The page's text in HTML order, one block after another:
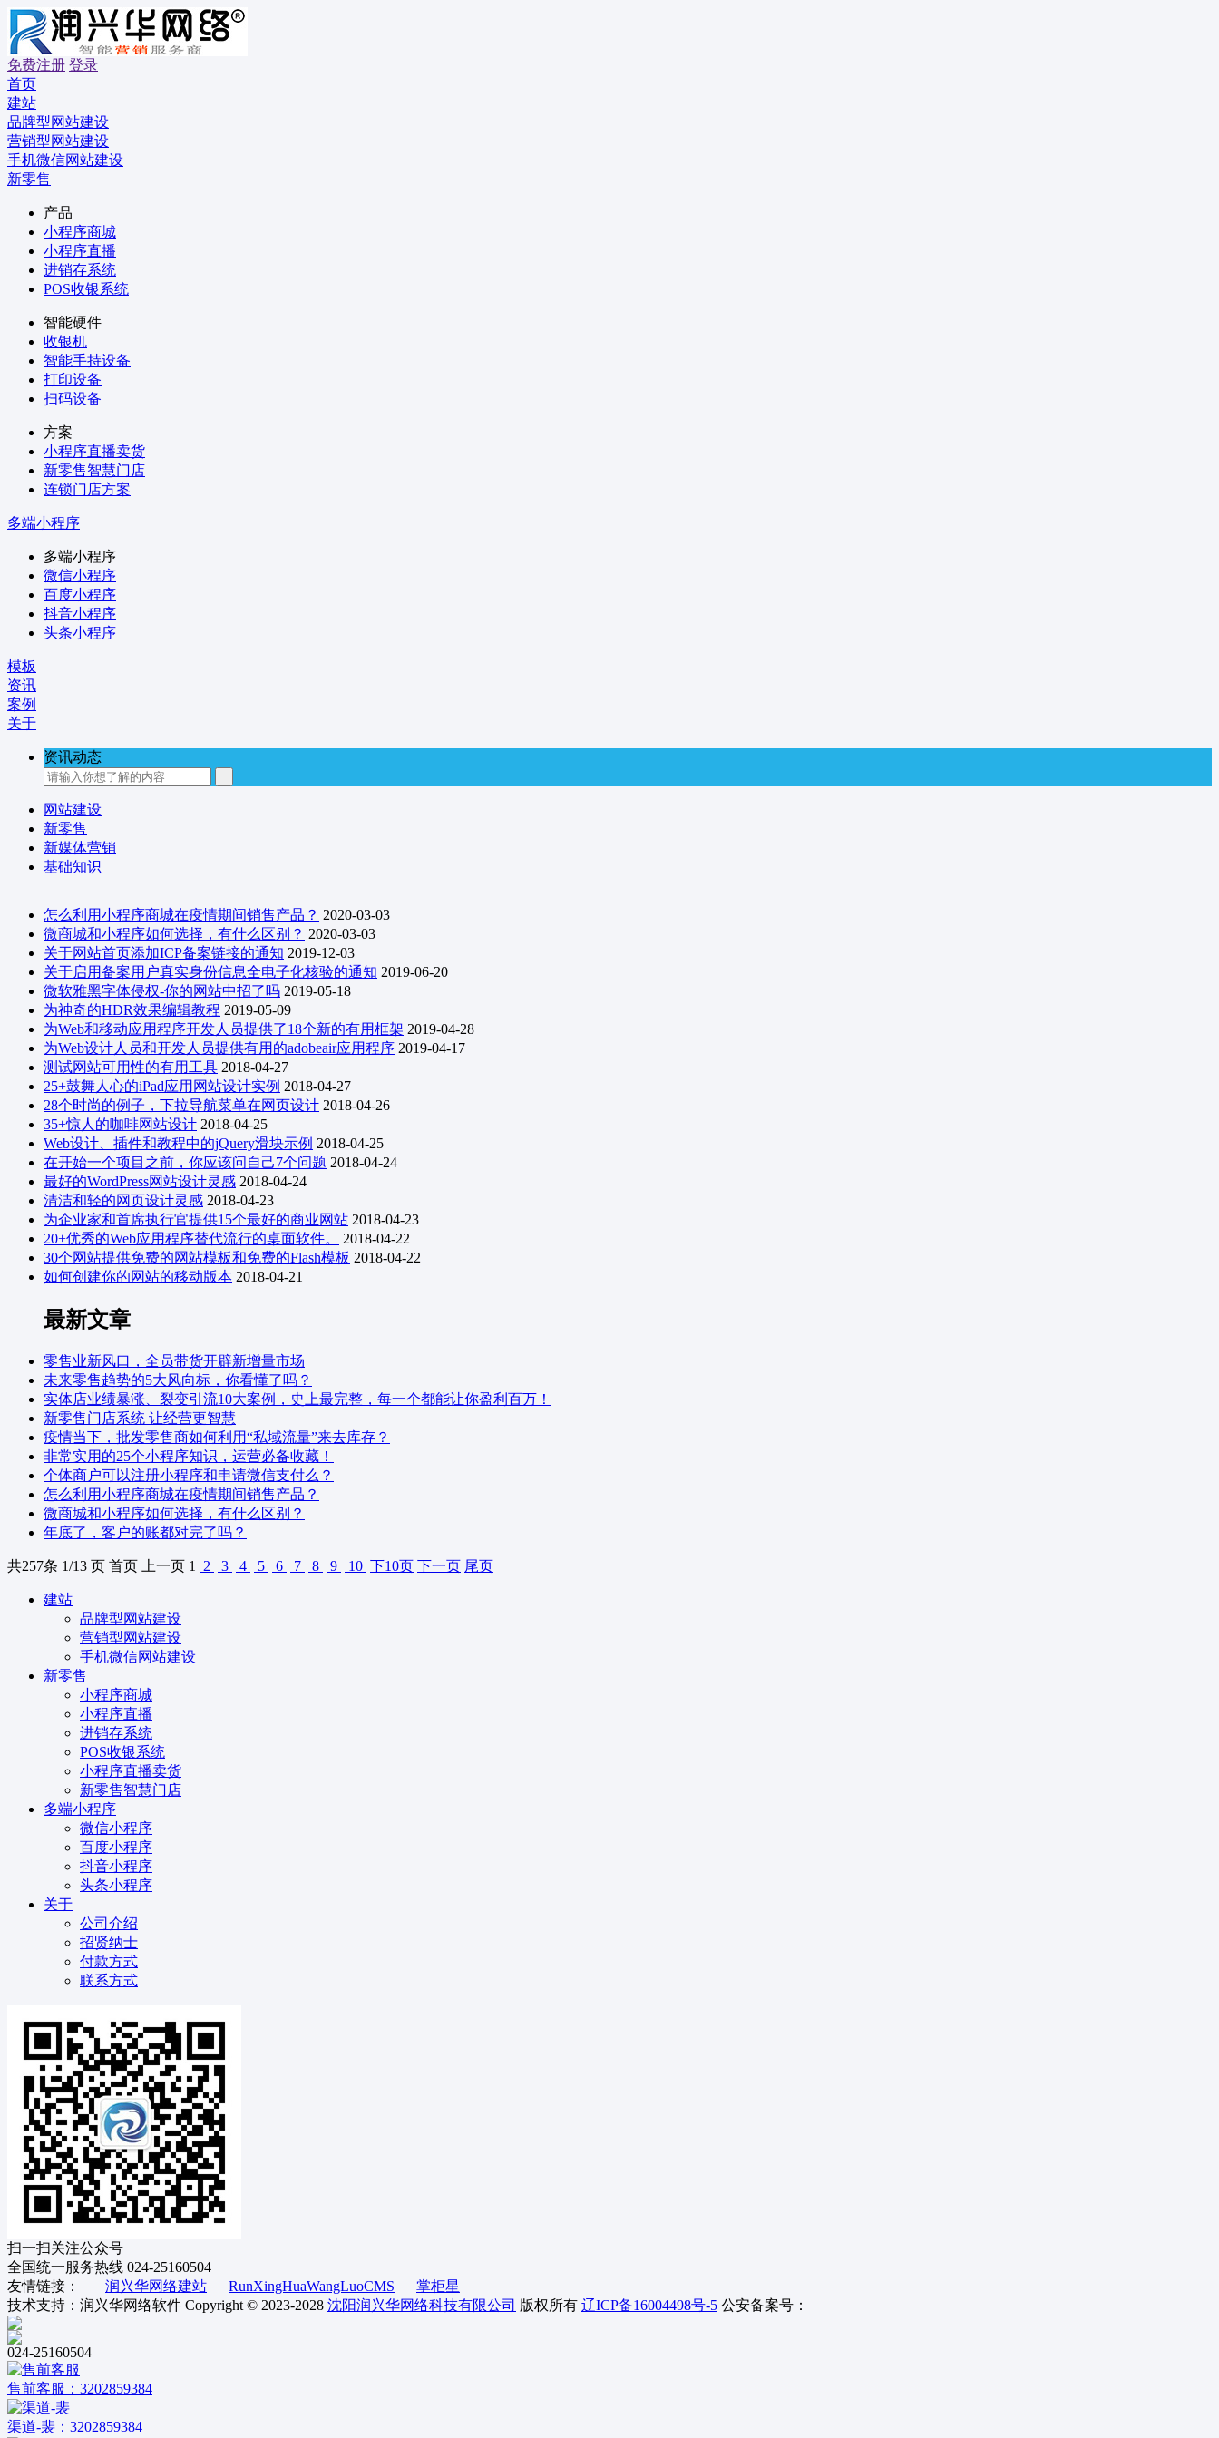
免费注册 登录
首页
建站
品牌型网站建设
营销型网站建设
手机微信网站建设
新零售
产品
小程序商城
小程序直播
进销存系统
POS收银系统
智能硬件
收银机
智能手持设备
打印设备
扫码设备
方案
小程序直播卖货
新零售智慧门店
连锁门店方案
多端小程序
多端小程序
微信小程序
百度小程序
抖音小程序
头条小程序
模板
资讯
案例
关于
资讯动态
网站建设
新零售
新媒体营销
基础知识
怎么利用小程序商城在疫情期间销售产品？ 2020-03-03
微商城和小程序如何选择，有什么区别？ 2020-03-03
关于网站首页添加ICP备案链接的通知 2019-12-03
关于启用备案用户真实身份信息全电子化核验的通知 2019-06-20
微软雅黑字体侵权-你的网站中招了吗 2019-05-18
为神奇的HDR效果编辑教程 2019-05-09
为Web和移动应用程序开发人员提供了18个新的有用框架 2019-04-28
为Web设计人员和开发人员提供有用的adobeair应用程序 2019-04-17
测试网站可用性的有用工具 2018-04-27
25+鼓舞人心的iPad应用网站设计实例 2018-04-27
28个时尚的例子，下拉导航菜单在网页设计 2018-04-26
35+惊人的咖啡网站设计 2018-04-25
Web设计、插件和教程中的jQuery滑块示例 2018-04-25
在开始一个项目之前，你应该问自己7个问题 2018-04-24
最好的WordPress网站设计灵感 2018-04-24
清洁和轻的网页设计灵感 2018-04-23
为企业家和首席执行官提供15个最好的商业网站 2018-04-23
20+优秀的Web应用程序替代流行的桌面软件。
2018-04-22
30个网站提供免费的网站模板和免费的Flash模板 2018-04-22
如何创建你的网站的移动版本 2018-04-21
最新文章
零售业新风口，全员带货开辟新增量市场
未来零售趋势的5大风向标，你看懂了吗？
实体店业绩暴涨、裂变引流10大案例，史上最完整，每一个都能让你盈利百万！
新零售门店系统 让经营更智慧
疫情当下，批发零售商如何利用“私域流量”来去库存？
非常实用的25个小程序知识，运营必备收藏！
个体商户可以注册小程序和申请微信支付么？
怎么利用小程序商城在疫情期间销售产品？
微商城和小程序如何选择，有什么区别？
年底了，客户的账都对完了吗？
共257条 1/13 页 首页 上一页 1 2 3 4 5 6 7 8 9 10 下10页 下一页 尾页
建站
品牌型网站建设
营销型网站建设
手机微信网站建设
新零售
小程序商城
小程序直播
进销存系统
POS收银系统
小程序直播卖货
新零售智慧门店
多端小程序
微信小程序
百度小程序
抖音小程序
头条小程序
关于
公司介绍
招贤纳士
付款方式
联系方式
扫一扫关注公众号
全国统一服务热线 024-25160504
友情链接： 润兴华网络建站 RunXingHuaWangLuoCMS
掌柜星
技术支持：润兴华网络软件 Copyright © 2023-2028 沈阳润兴华网络科技有限公司 版权所有 辽ICP备16004498号-5 公安备案号：
024-25160504
售前客服：3202859384
渠道-裴：3202859384